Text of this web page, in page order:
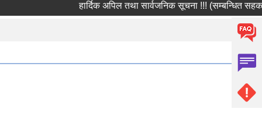
हार्दिक अपिल तथा सार्वजनिक सूचना !!! (सम्बन्धित